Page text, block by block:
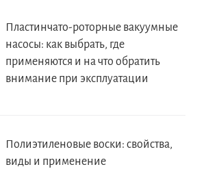
Пластинчато-роторные вакуумные
насосы: как выбрать, где
применяются и на что обратить
внимание при эксплуатации
Полиэтиленовые воски: свойства,
виды и применение